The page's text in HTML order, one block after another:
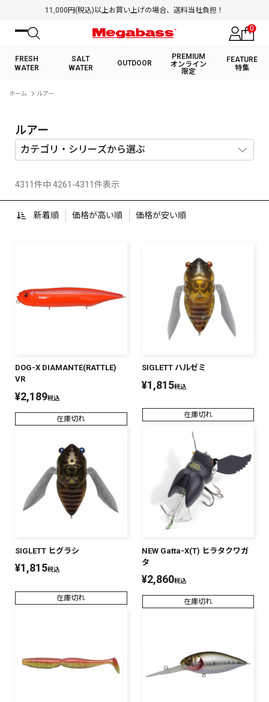
11,000円(税込)以上お買い上げの場合、送料当社負担！
0
FRESH
WATER
SALT
WATER
OUTDOOR
PREMIUM
オンライン
限定
FEATURE
特集
キーワード
カテゴリ
PREMIUM オンライン限定
OUTDOOR
価格
全て
PREMIUM
新作
ホーム ルアー
ルアー
4311件中 4261-4311件表示
新着順 価格が高い順 価格が安い順
DOG-X DIAMANTE(RATTLE)
VR
¥2,189税込
在庫切れ
SIGLETT ハルゼミ
¥1,815税込
在庫切れ
SIGLETT ヒグラシ
¥1,815税込
在庫切れ
NEW Gatta-X(T) ヒラタクワガ
タ
¥2,860税込
在庫切れ